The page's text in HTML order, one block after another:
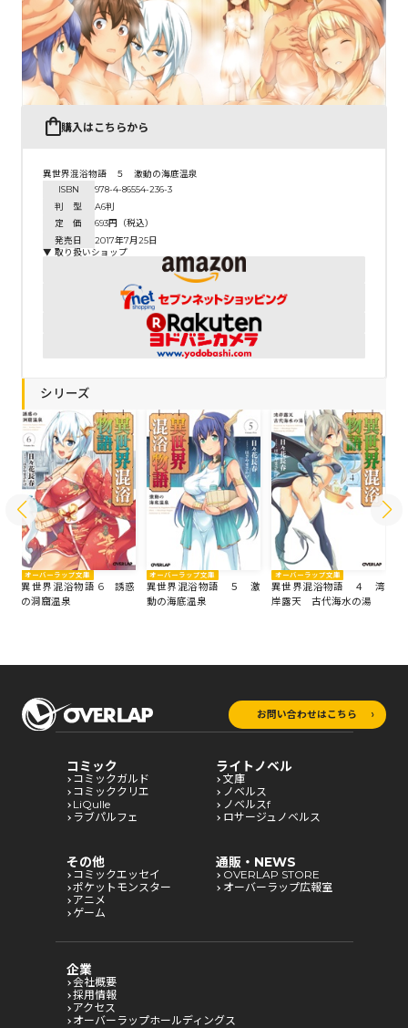
購入はこちらから
異世界混浴物語 ５ 激動の海底温泉
ISBN
978-4-86554-236-3
判 型
A6判
定 価
693円（税込）
発売日
2017年7月25日
▼ 取り扱いショップ
シリーズ
オーバーラップ文庫
異世界混浴物語 6 誘惑
の洞窟温泉
オーバーラップ文庫
異世界混浴物語 ５ 激
動の海底温泉
オーバーラップ文庫
異世界混浴物語 ４ 湾
岸露天 古代海水の湯
お問い合わせはこちら
コミック
コミックガルド
コミッククリエ
LiQulle
ラブパルフェ
ライトノベル
文庫
ノベルス
ノベルスf
ロサージュノベルス
その他
コミックエッセイ
ポケットモンスター
アニメ
ゲーム
通販・NEWS
OVERLAP STORE
オーバーラップ広報室
企業
会社概要
採用情報
アクセス
オーバーラップホールディングス